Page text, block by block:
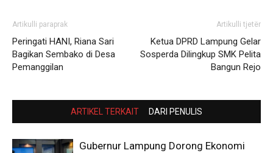
Artikulli paraprak
Peringati HANI, Riana Sari
Bagikan Sembako di Desa
Pemanggilan
Artikulli tjetër
Ketua DPRD Lampung Gelar
Sosperda Dilingkup SMK Pelita
Bangun Rejo
ARTIKEL TERKAIT DARI PENULIS
Gubernur Lampung Dorong Ekonomi